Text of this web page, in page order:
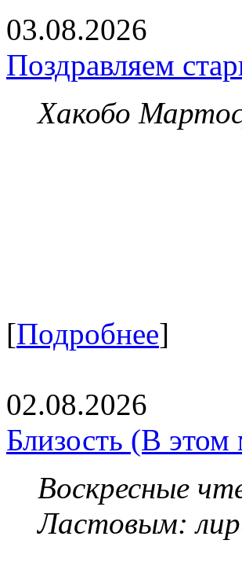
03.08.2026
Поздравляем
Хакобо
[Подробнее]
02.08.2026
Близость (В
Воскресные
Ластовым: